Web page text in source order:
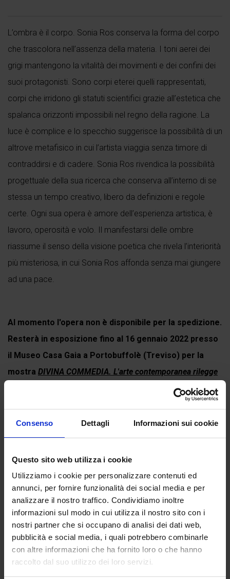
Consenso Dettagli Informazioni sui cookie
Questo sito web utilizza i cookie
Utilizziamo i cookie per personalizzare contenuti ed
annunci, per fornire funzionalità dei social media e per
analizzare il nostro traffico. Condividiamo inoltre
informazioni sul modo in cui utilizza il nostro sito con i
nostri partner che si occupano di analisi dei dati web,
pubblicità e social media, i quali potrebbero combinarle
con altre informazioni che ha fornito loro o che hanno
raccolto dal suo utilizzo dei loro servizi.
L’ombra è il corpo. Sonia Ros conserva la forma del corpo
che trascolora nell’assenza della materia. I toni aerei dei
grigi mantengono la vitalità dei movimenti e dei confini dei
suoi protagonisti. Sono corpi eterei quelli rappresentati,
corpi che irridono gli statuti scientifici grazie all’estetica che
spalanca orizzonti impossibili nel regno della ragione. La
luce è complice e lo specchio suggerisce la possibilità di un
altrove metafisico in cui l’artista viaggia senza timore di
contraddirsi e di cadere. Sonia Ros rivendica la possibilità
progettuale della sua ricerca che conserva all’interno di se
stessa un tempo creativo, libero da definizioni e regole
certe. Ogni sua opera è amore dell’esperienza artistica, è
lavoro, operosità e volo. Il manifestarsi delle ombre
riassume il senso della visione poetica che rivela l’interiorità
più misteriosa, in cui Sonia Ros affonda senza mai giungere
ad una pace.
Al momento l'opera non è disponibile per la spedizione.
Resterà in esposizione fino al 16 gennaio 2022 presso
il Museo Casa Gaia a Portobuffolè (Treviso) per la
mostra DIVINA COMMEDIA. L'arte contemporanea rilegge
Continua a leggere
Recensioni
Ancora non ci sono recensioni.
Recensisci per primo “Anime-ombre”
(Click here to login and review this product)